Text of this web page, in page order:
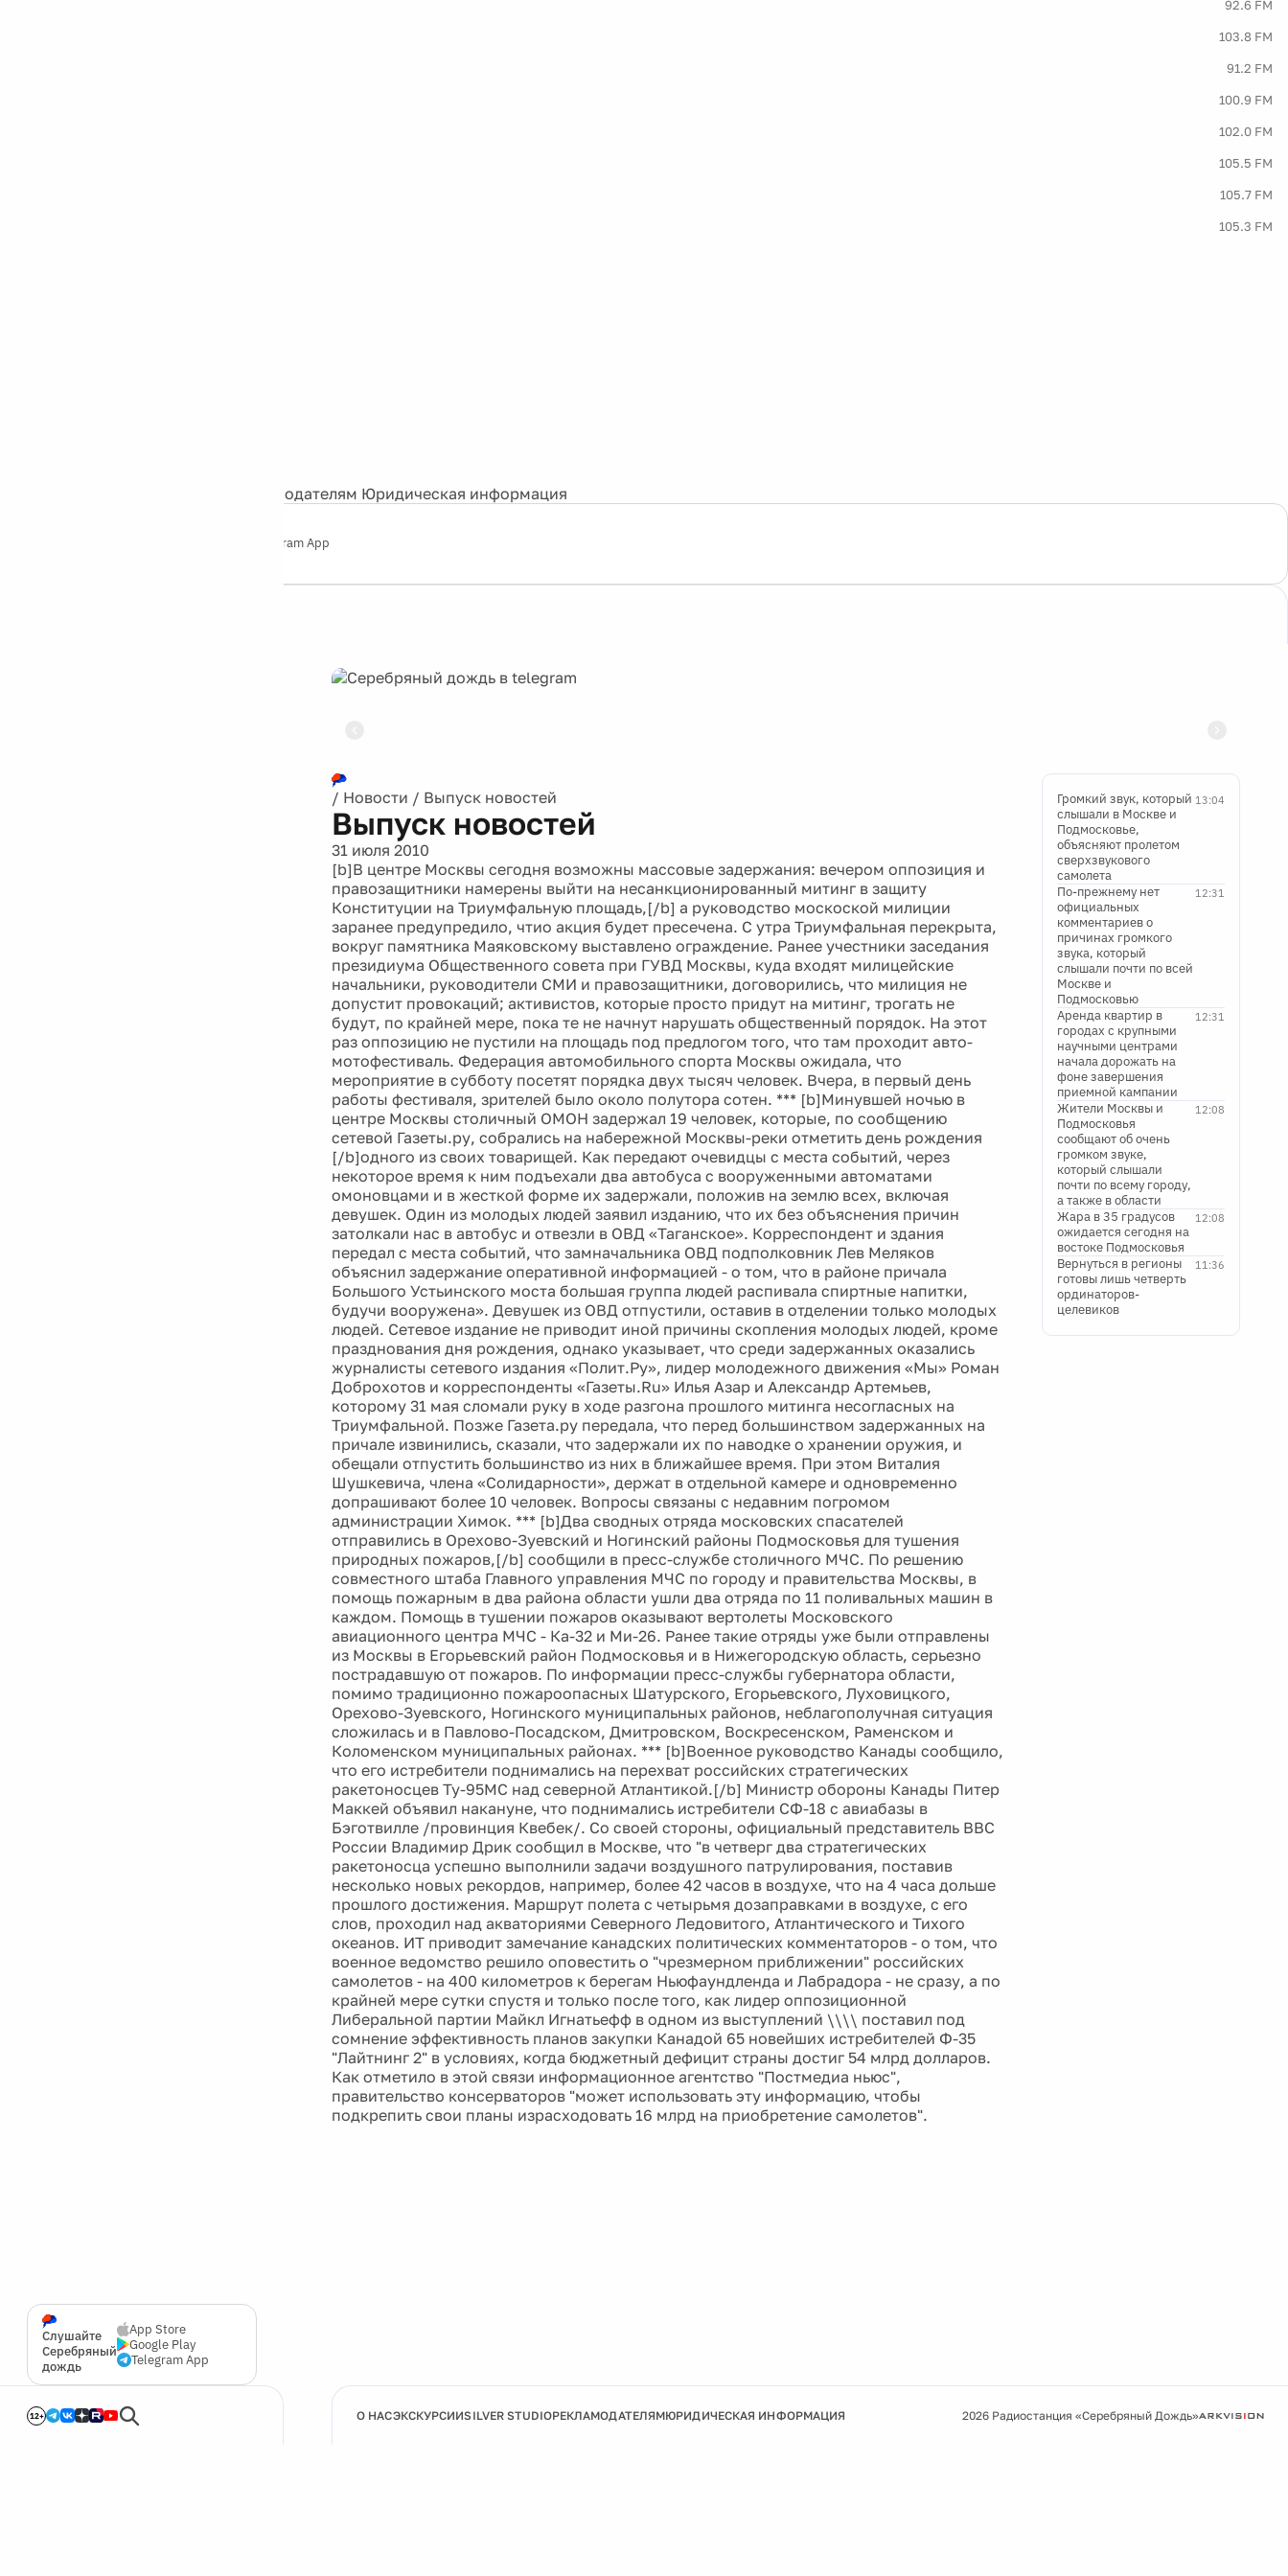
92.6 FM
103.8 FM
91.2 FM
100.9 FM
102.0 FM
105.5 FM
105.7 FM
105.3 FM
Рекламодателям Юридическая информация
Telegram App
Слушайте
Серебряный
дождь
App Store
Google Play
Telegram App
12+
/ Новости / Выпуск новостей
Выпуск новостей
31 июля 2010
[b]В центре Москвы сегодня возможны массовые задержания: вечером оппозиция и
правозащитники намерены выйти на несанкционированный митинг в защиту
Конституции на Триумфальную площадь,[/b] а руководство москоской милиции
заранее предупредило, чтио акция будет пресечена. С утра Триумфальная перекрыта,
вокруг памятника Маяковскому выставлено ограждение. Ранее учестники заседания
президиума Общественного совета при ГУВД Москвы, куда входят милицейские
начальники, руководители СМИ и правозащитники, договорились, что милиция не
допустит провокаций; активистов, которые просто придут на митинг, трогать не
будут, по крайней мере, пока те не начнут нарушать общественный порядок. На этот
раз оппозицию не пустили на площадь под предлогом того, что там проходит авто-
мотофестиваль. Федерация автомобильного спорта Москвы ожидала, что
мероприятие в субботу посетят порядка двух тысяч человек. Вчера, в первый день
работы фестиваля, зрителей было около полутора сотен. *** [b]Минувшей ночью в
центре Москвы столичный ОМОН задержал 19 человек, которые, по сообщению
сетевой Газеты.ру, собрались на набережной Москвы-реки отметить день рождения
[/b]одного из своих товарищей. Как передают очевидцы с места событий, через
некоторое время к ним подъехали два автобуса с вооруженными автоматами
омоновцами и в жесткой форме их задержали, положив на землю всех, включая
девушек. Один из молодых людей заявил изданию, что их без объяснения причин
затолкали нас в автобус и отвезли в ОВД «Таганское». Корреспондент и здания
передал с места событий, что замначальника ОВД подполковник Лев Меляков
объяснил задержание оперативной информацией - о том, что в районе причала
Большого Устьинского моста большая группа людей распивала спиртные напитки,
будучи вооружена». Девушек из ОВД отпустили, оставив в отделении только молодых
людей. Сетевое издание не приводит иной причины скопления молодых людей, кроме
празднования дня рождения, однако указывает, что среди задержанных оказались
журналисты сетевого издания «Полит.Ру», лидер молодежного движения «Мы» Роман
Доброхотов и корреспонденты «Газеты.Ru» Илья Азар и Александр Артемьев,
которому 31 мая сломали руку в ходе разгона прошлого митинга несогласных на
Триумфальной. Позже Газета.ру передала, что перед большинством задержанных на
причале извинились, сказали, что задержали их по наводке о хранении оружия, и
обещали отпустить большинство из них в ближайшее время. При этом Виталия
Шушкевича, члена «Солидарности», держат в отдельной камере и одновременно
допрашивают более 10 человек. Вопросы связаны с недавним погромом
администрации Химок. *** [b]Два сводных отряда московских спасателей
отправились в Орехово-Зуевский и Ногинский районы Подмосковья для тушения
природных пожаров,[/b] сообщили в пресс-службе столичного МЧС. По решению
совместного штаба Главного управления МЧС по городу и правительства Москвы, в
помощь пожарным в два района области ушли два отряда по 11 поливальных машин в
каждом. Помощь в тушении пожаров оказывают вертолеты Московского
авиационного центра МЧС - Ка-32 и Ми-26. Ранее такие отряды уже были отправлены
из Москвы в Егорьевский район Подмосковья и в Нижегородскую область, серьезно
пострадавшую от пожаров. По информации пресс-службы губернатора области,
помимо традиционно пожароопасных Шатурского, Егорьевского, Луховицкого,
Орехово-Зуевского, Ногинского муниципальных районов, неблагополучная ситуация
сложилась и в Павлово-Посадском, Дмитровском, Воскресенском, Раменском и
Коломенском муниципальных районах. *** [b]Военное руководство Канады сообщило,
что его истребители поднимались на перехват российских стратегических
ракетоносцев Ту-95МС над северной Атлантикой.[/b] Министр обороны Канады Питер
Маккей объявил накануне, что поднимались истребители СФ-18 с авиабазы в
Бэготвилле /провинция Квебек/. Со своей стороны, официальный представитель ВВС
России Владимир Дрик сообщил в Москве, что "в четверг два стратегических
ракетоносца успешно выполнили задачи воздушного патрулирования, поставив
несколько новых рекордов, например, более 42 часов в воздухе, что на 4 часа дольше
прошлого достижения. Маршрут полета с четырьмя дозаправками в воздухе, с его
слов, проходил над акваториями Северного Ледовитого, Атлантического и Тихого
океанов. ИТ приводит замечание канадских политических комментаторов - о том, что
военное ведомство решило оповестить о "чрезмерном приближении" российских
самолетов - на 400 километров к берегам Ньюфаундленда и Лабрадора - не сразу, а по
крайней мере сутки спустя и только после того, как лидер оппозиционной
Либеральной партии Майкл Игнатьефф в одном из выступлений \\\\ поставил под
сомнение эффективность планов закупки Канадой 65 новейших истребителей Ф-35
"Лайтнинг 2" в условиях, когда бюджетный дефицит страны достиг 54 млрд долларов.
Как отметило в этой связи информационное агентство "Постмедиа ньюс",
правительство консерваторов "может использовать эту информацию, чтобы
подкрепить свои планы израсходовать 16 млрд на приобретение самолетов".
13:04
Громкий звук, который
слышали в Москве и
Подмосковье,
объясняют пролетом
сверхзвукового
самолета
12:31
По-прежнему нет
официальных
комментариев о
причинах громкого
звука, который
слышали почти по всей
Москве и
Подмосковью
12:31
Аренда квартир в
городах с крупными
научными центрами
начала дорожать на
фоне завершения
приемной кампании
12:08
Жители Москвы и
Подмосковья
сообщают об очень
громком звуке,
который слышали
почти по всему городу,
а также в области
12:08
Жара в 35 градусов
ожидается сегодня на
востоке Подмосковья
11:36
Вернуться в регионы
готовы лишь четверть
ординаторов-
целевиков
О НАСЭКСКУРСИИSILVER STUDIOРЕКЛАМОДАТЕЛЯМЮРИДИЧЕСКАЯ ИНФОРМАЦИЯ 2026 Радиостанция «Серебряный Дождь»